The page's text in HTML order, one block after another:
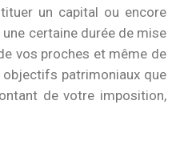
un capital ou encore
certaine durée de mise
vos proches et même de
objectifs patrimoniaux que
de votre imposition,